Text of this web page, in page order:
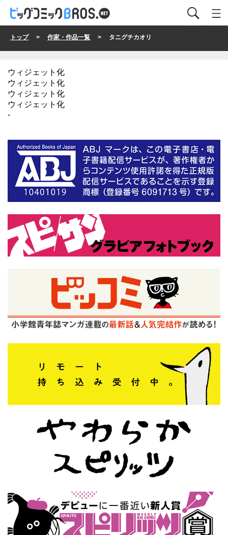
トップ> 作家・作品一覧 > タニグチカオリ
ウィジェット化
ウィジェット化
ウィジェット化
ウィジェット化
-